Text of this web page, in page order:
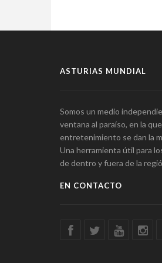
ASTURIAS MUNDIAL
Somos un medio
ventana al paraíso, en la
entretenimiento se dan la
Una herramienta útil para
de dentro y fuera de la
EN CONTACTO